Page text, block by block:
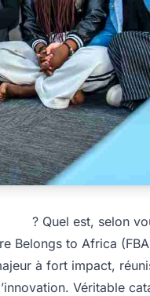
Quel est, selon
Belongs to Africa
à fort impact,
Véritable